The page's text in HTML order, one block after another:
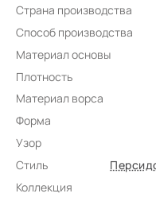
Страна производства
Способ производства
Материал основы
Плотность
Материал ворса
Форма
Узор
Стиль
Коллекция